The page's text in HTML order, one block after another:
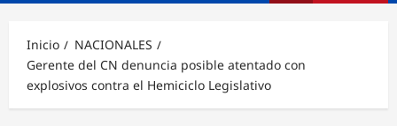
Inicio
NACIONALES
Gerente del CN denuncia posible atentado con
explosivos contra el Hemiciclo Legislativo